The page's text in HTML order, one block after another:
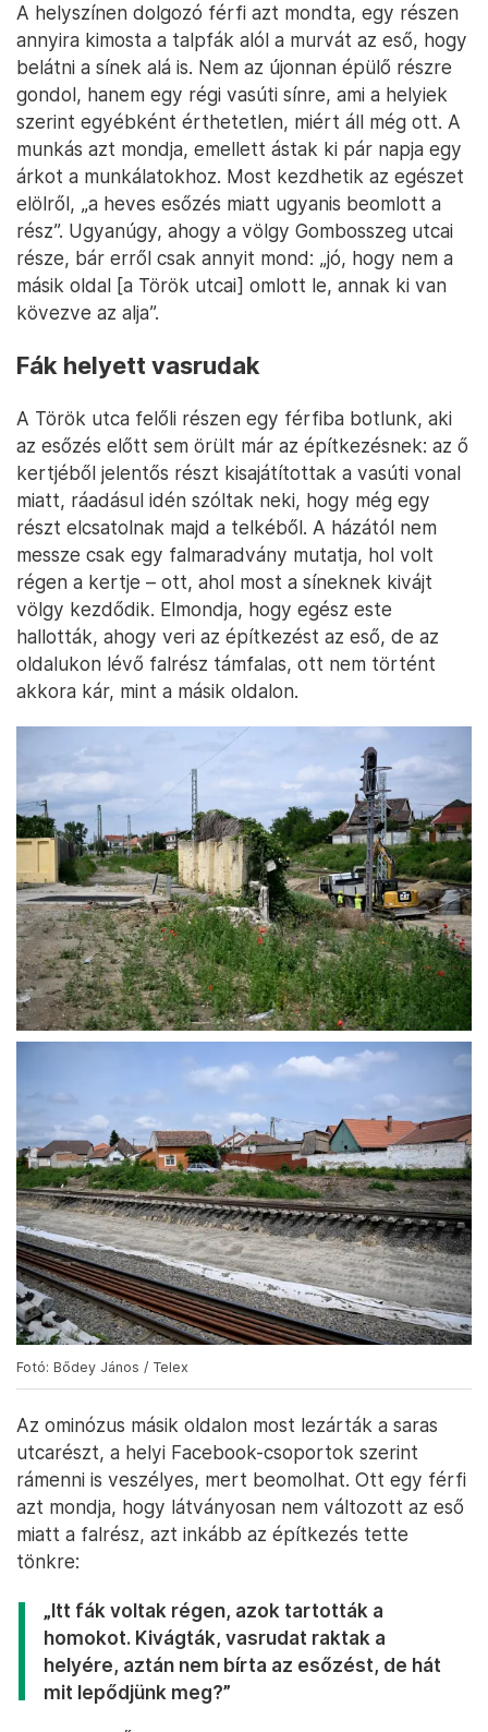
A helyszínen dolgozó férfi azt mondta, egy részen
annyira kimosta a talpfák alól a murvát az eső, hogy
belátni a sínek alá is. Nem az újonnan épülő részre
gondol, hanem egy régi vasúti sínre, ami a helyiek
szerint egyébként érthetetlen, miért áll még ott. A
munkás azt mondja, emellett ástak ki pár napja egy
árkot a munkálatokhoz. Most kezdhetik az egészet
elölről, „a heves esőzés miatt ugyanis beomlott a
rész”. Ugyanúgy, ahogy a völgy Gombosszeg utcai
része, bár erről csak annyit mond: „jó, hogy nem a
másik oldal [a Török utcai] omlott le, annak ki van
kövezve az alja”.
Fák helyett vasrudak
A Török utca felőli részen egy férfiba botlunk, aki
az esőzés előtt sem örült már az építkezésnek: az ő
kertjéből jelentős részt kisajátítottak a vasúti vonal
miatt, ráadásul idén szóltak neki, hogy még egy
részt elcsatolnak majd a telkéből. A házától nem
messze csak egy falmaradvány mutatja, hol volt
régen a kertje – ott, ahol most a síneknek kivájt
völgy kezdődik. Elmondja, hogy egész este
hallották, ahogy veri az építkezést az eső, de az
oldalukon lévő falrész támfalas, ott nem történt
akkora kár, mint a másik oldalon.
Fotó: Bődey János / Telex
Az ominózus másik oldalon most lezárták a saras
utcarészt, a helyi Facebook-csoportok szerint
rámenni is veszélyes, mert beomolhat. Ott egy férfi
azt mondja, hogy látványosan nem változott az eső
miatt a falrész, azt inkább az építkezés tette
tönkre:
„Itt fák voltak régen, azok tartották a
homokot. Kivágták, vasrudat raktak a
helyére, aztán nem bírta az esőzést, de hát
mit lepődjünk meg?”